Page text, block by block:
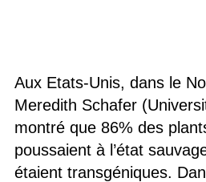
Aux Etats-Unis, dans le
Meredith Schafer
montré que 86% des
poussaient à l’état
étaient transgéniques.